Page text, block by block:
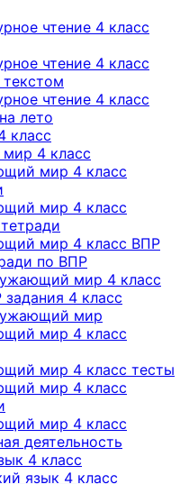
чтение 4 класс
чтение 4 класс
текстом
чтение 4 класс
лето
класс
4 класс
мир 4 класс
мир 4 класс
мир 4 класс ВПР
по ВПР
мир 4 класс
4 класс
мир
мир 4 класс
мир 4 класс тесты
мир 4 класс
мир 4 класс
деятельность
4 класс
язык 4 класс